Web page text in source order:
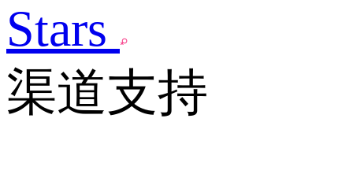
Stars
渠道支持